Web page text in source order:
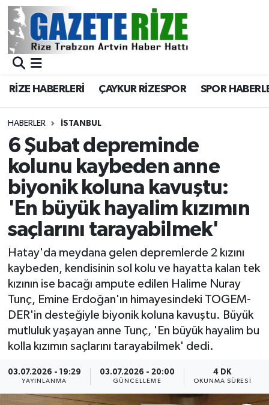
RİZE HABERLERİ ÇAYKUR RİZESPOR SPOR
HABERLER İSTANBUL
6 Şubat depreminde
kolunu kaybeden anne
biyonik koluna kavuştu:
'En büyük hayalim kızımın
saçlarını tarayabilmek'
Hatay'da meydana gelen depremlerde 2 kızını
kaybeden, kendisinin sol kolu ve hayatta kalan tek
kızının ise bacağı ampute edilen Halime Nuray
Tunç, Emine Erdoğan'ın himayesindeki TOGEM-
DER'in desteğiyle biyonik koluna kavuştu. Büyük
mutluluk yaşayan anne Tunç, 'En büyük hayalim bu
kolla kızımın saçlarını tarayabilmek' dedi.
03.07.2026 - 19:29
YAYINLANMA
03.07.2026 - 20:00
GÜNCELLEME
4 DK
OKUNMA SÜRESI
BÖLGEMİZ
Asayiş
Rize Jandarma Komutanlığı
Bilim Teknoloji
Bölge
Advertising news
Canlı Maç
ÇEVRE
Dış Haberler
Dünya
EĞİTİM
Merkez Nöbetçi Eczaneler
Merkez Trafik Yoğunluk Haritası
Süper Lig Puan Durumu ve Fikstür
Tüm Manşetler
Son Dakika Haberleri
Haber Arşivi